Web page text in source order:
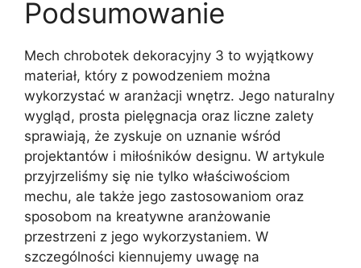
Podsumowanie
Mech chrobotek dekoracyjny 3 to wyjątkowy
materiał, który z powodzeniem można
wykorzystać w aranżacji wnętrz. Jego naturalny
wygląd, prosta pielęgnacja oraz liczne zalety
sprawiają, że zyskuje on uznanie wśród
projektantów i miłośników designu. W artykule
przyjrzeliśmy się nie tylko właściwościom
mechu, ale także jego zastosowaniom oraz
sposobom na kreatywne aranżowanie
przestrzeni z jego wykorzystaniem. W
szczególności kiennujemy uwagę na